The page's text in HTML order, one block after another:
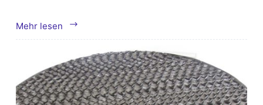
Mehr lesen
Das
Design
der
gepackten
Säule
kennen